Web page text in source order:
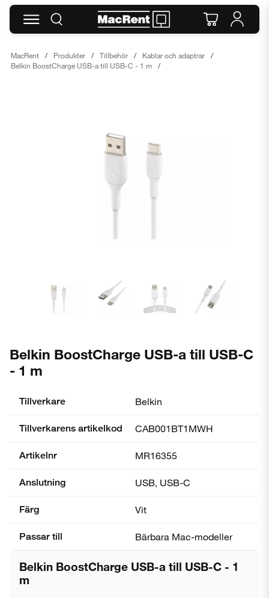
MacRent Produkter Tillbehör
Kablar och adaptrar
Belkin BoostCharge USB-a till USB-C - 1 m
Belkin BoostCharge USB-a till USB-C
- 1 m
Tillverkare Belkin
Tillverkarens artikelkod CAB001BT1MWH
Artikelnr MR16355
Anslutning USB, USB-C
Färg Vit
Passar till Bärbara Mac-modeller
Belkin BoostCharge USB-a till USB-C - 1
m